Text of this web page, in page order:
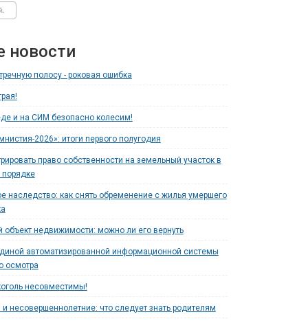
новости
полосу - роковая ошибка
и на СИМ безопасно колесим!
2026»: итоги первого полугодия
право собственности на земельный участок в
наследство: как снять обременение с жилья умершего
объект недвижимости: можно ли его вернуть
автоматизированной информационной системы
осмотра
несовместимы!
и несовершеннолетние: что следует знать родителям